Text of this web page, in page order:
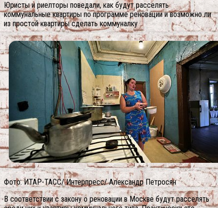
Юристы и риелторы поведали, как будут расселять
коммунальные квартиры по программе реновации и возможно ли
из простой квартиры сделать коммуналку
Фото: ИТАР-ТАСС/ Интерпресс/ Александр Петросян
В соответствии с закону о реновации в Москве будут расселять